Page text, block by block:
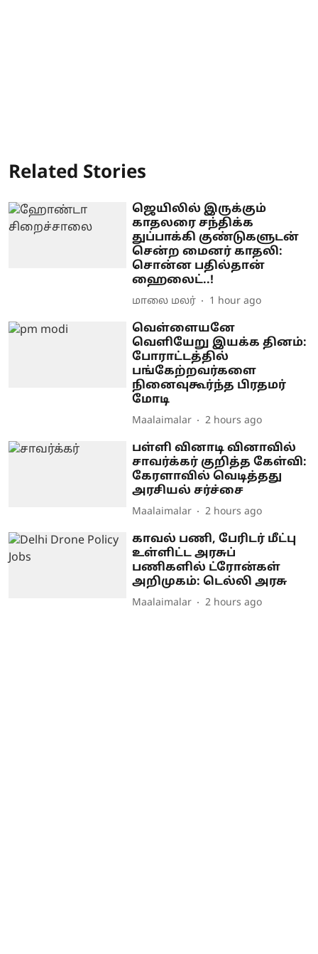
Related Stories
ஜெயிலில் இருக்கும்
காதலரை சந்திக்க
துப்பாக்கி குண்டுகளுடன்
சென்ற மைனர் காதலி:
சொன்ன பதில்தான்
ஹைலைட்..!
மாலை மலர் 1 hour ago
வெள்ளையனே
வெளியேறு இயக்க தினம்:
போராட்டத்தில்
பங்கேற்றவர்களை
நினைவுகூர்ந்த பிரதமர்
மோடி
Maalaimalar 2 hours ago
பள்ளி வினாடி வினாவில்
சாவர்க்கர் குறித்த கேள்வி:
கேரளாவில் வெடித்தது
அரசியல் சர்ச்சை
Maalaimalar 2 hours ago
காவல் பணி, பேரிடர் மீட்பு
உள்ளிட்ட அரசுப்
பணிகளில் ட்ரோன்கள்
அறிமுகம்: டெல்லி அரசு
Maalaimalar 2 hours ago